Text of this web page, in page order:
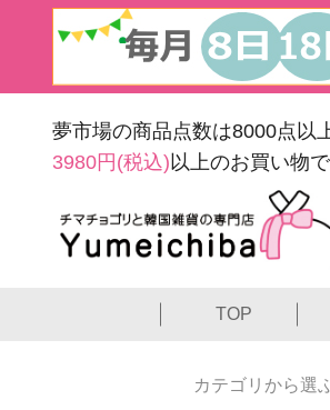
夢市場の商品点数は8000点以
3980円(税込)以上のお買い物
TOP
カテゴリから選